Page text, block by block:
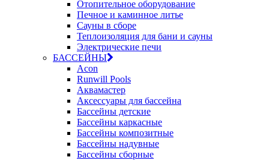
Отопительное оборудование
Печное и каминное литье
Сауны в сборе
Теплоизоляция для бани и сауны
Электрические печи
БАССЕЙНЫ
Acon
Runwill Pools
Аквамастер
Аксессуары для бассейна
Бассейны детские
Бассейны каркасные
Бассейны композитные
Бассейны надувные
Бассейны сборные